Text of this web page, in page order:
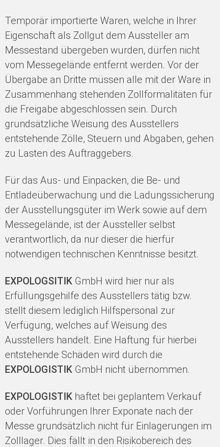
Temporär importierte Waren, welche in Ihrer
Eigenschaft als Zollgut dem Aussteller am
Messestand übergeben wurden, dürfen nicht
vom Messegelände entfernt werden. Vor der
Übergabe an Dritte müssen alle mit der Ware in
Zusammenhang stehenden Zollformalitäten für
die Freigabe abgeschlossen sein. Durch
grundsätzliche Weisung des Ausstellers
entstehende Zölle, Steuern und Abgaben, gehen
zu Lasten des Auftraggebers.
Für das Aus- und Einpacken, die Be- und
Entladeüberwachung und die Ladungssicherung
der Ausstellungsgüter im Werk sowie auf dem
Messegelände, ist der Aussteller selbst
verantwortlich, da nur dieser die hierfür
notwendigen technischen Kenntnisse besitzt.
EXPOLOGSITIK GmbH wird hier nur als
Erfüllungsgehilfe des Ausstellers tätig bzw.
stellt diesem lediglich Hilfspersonal zur
Verfügung, welches auf Weisung des
Ausstellers handelt. Eine Haftung für hierbei
entstehende Schäden wird durch die
EXPOLOGISTIK GmbH nicht übernommen.
EXPOLOGISTIK haftet bei geplantem Verkauf
oder Vorführungen Ihrer Exponate nach der
Messe grundsätzlich nicht für Einlagerungen im
Zolllager. Dies fällt in den Risikobereich des